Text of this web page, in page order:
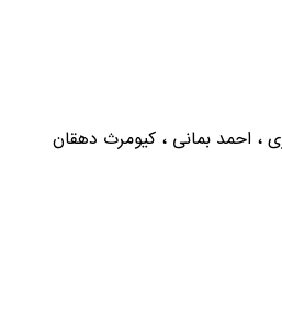
، احمد بمانی ، کیومرث دهقان